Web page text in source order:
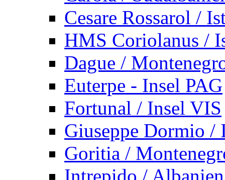
Cesare Rossarol /
HMS Coriolanus /
Dague /
Euterpe - Insel PAG
Fortunal / Insel VIS
Giuseppe Dormio /
Goritia /
Intrepido / Albanien